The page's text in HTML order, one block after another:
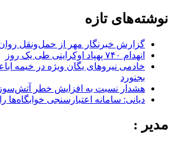
نوشته‌های تازه
گزارش خبرنگار مهر از حمل‌ونقل
انهدام ۷۴۰ پهپاد اوکراینی طی یک روز
خادمی نیروهای یگان ویژه در خیمه
بجنورد
هشدار نسبت به افزایش خطر
دیانی: سامانه اعتبارسنجی خوابگاه‌ها
مدیر :